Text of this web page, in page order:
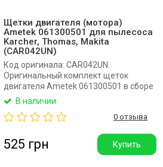
Щетки двигателя (мотора)
Ametek 061300501 для пылесоса
Karcher, Thomas, Makita
(CAR042UN)
Код оригинала: CAR042UN.
Оригинальный комплект щеток
двигателя Ametek 061300501 в сборе
с корпусом для пылесоса Karcher,
Thomas, Makita, Hitachi, Soteco, Bosch,
Philips, Hilti. Размер щетки:
мм. Производитель: Shunk (Германия).
В наличии
0 отзыва
525 грн Купить